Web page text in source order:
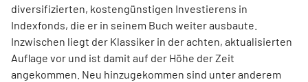
diversifizierten, kostengünstigen Investierens in
Indexfonds, die er in seinem Buch weiter ausbaute.
Inzwischen liegt der Klassiker in der achten, aktualisierten
Auflage vor und ist damit auf der Höhe der Zeit
angekommen. Neu hinzugekommen sind unter anderem